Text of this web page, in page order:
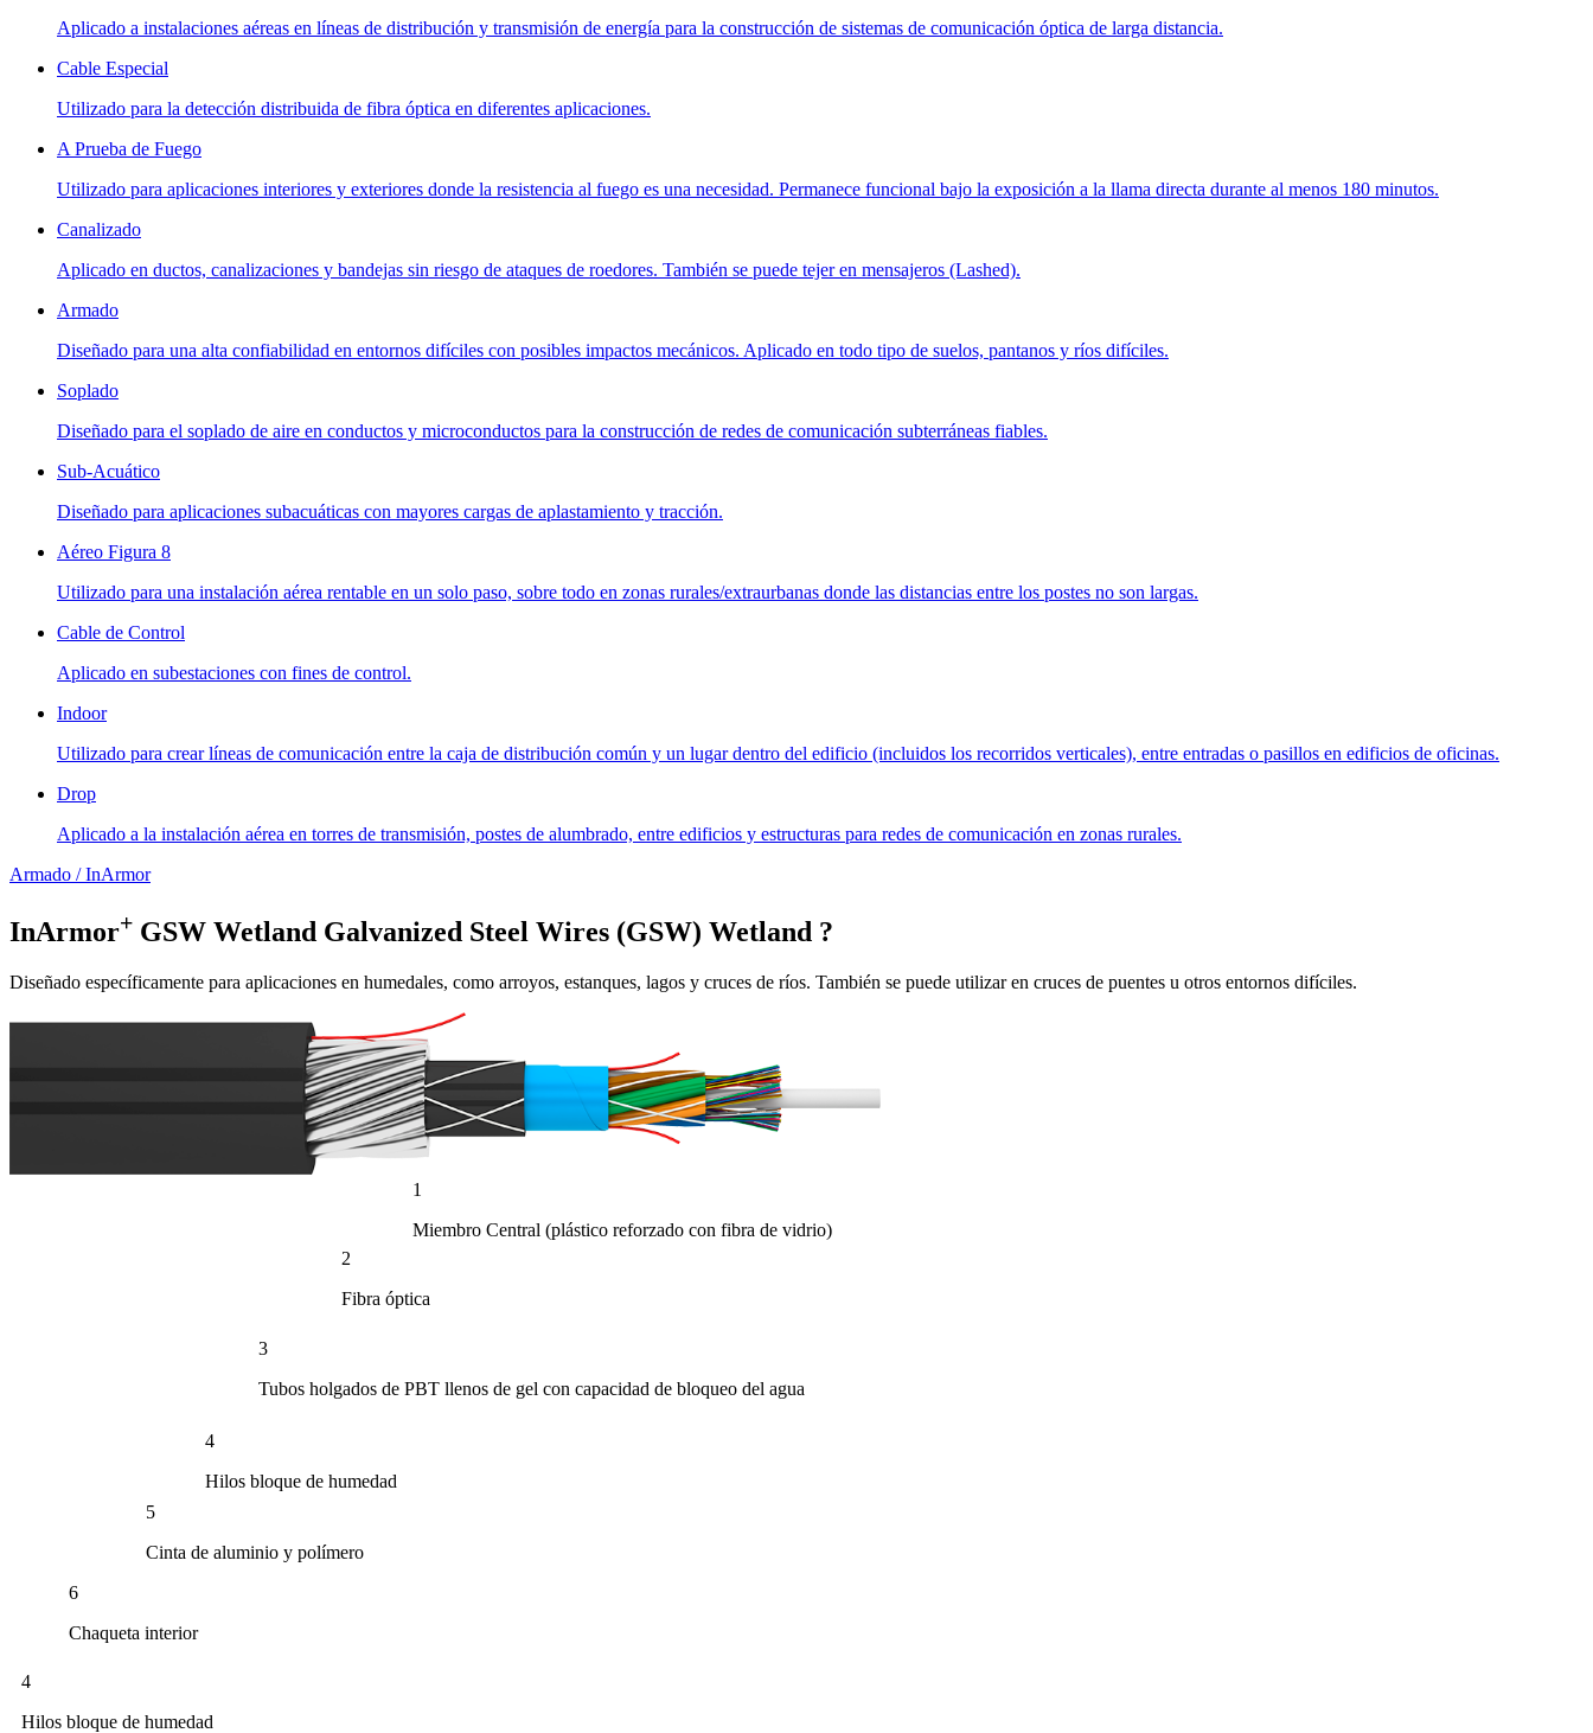
Aplicado a instalaciones aéreas en líneas de distribución y transmisión de energía para la construcción de sistemas de comunicación óptica de larga distancia.
Cable Especial
Utilizado para la detección distribuida de fibra óptica en diferentes aplicaciones.
A Prueba de Fuego
Utilizado para aplicaciones interiores y exteriores donde la resistencia al fuego es una necesidad. Permanece funcional bajo la exposición a la llama directa durante al menos 180 minutos.
Canalizado
Aplicado en ductos, canalizaciones y bandejas sin riesgo de ataques de roedores. También se puede tejer en mensajeros (Lashed).
Armado
Diseñado para una alta confiabilidad en entornos difíciles con posibles impactos mecánicos. Aplicado en todo tipo de suelos, pantanos y ríos difíciles.
Soplado
Diseñado para el soplado de aire en conductos y microconductos para la construcción de redes de comunicación subterráneas fiables.
Sub-Acuático
Diseñado para aplicaciones subacuáticas con mayores cargas de aplastamiento y tracción.
Aéreo Figura 8
Utilizado para una instalación aérea rentable en un solo paso, sobre todo en zonas rurales/extraurbanas donde las distancias entre los postes no son largas.
Cable de Control
Aplicado en subestaciones con fines de control.
Indoor
Utilizado para crear líneas de comunicación entre la caja de distribución común y un lugar dentro del edificio (incluidos los recorridos verticales), entre entradas o pasillos en edificios de oficinas.
Drop
Aplicado a la instalación aérea en torres de transmisión, postes de alumbrado, entre edificios y estructuras para redes de comunicación en zonas rurales.
Armado / InArmor
InArmor+ GSW Wetland Galvanized Steel Wires (GSW) Wetland ?
Diseñado específicamente para aplicaciones en humedales, como arroyos, estanques, lagos y cruces de ríos. También se puede utilizar en cruces de puentes u otros entornos difíciles.
1
Miembro Central (plástico reforzado con fibra de vidrio)
2
Fibra óptica
3
Tubos holgados de PBT llenos de gel con capacidad de bloqueo del agua
4
Hilos bloque de humedad
5
Cinta de aluminio y polímero
6
Chaqueta interior
4
Hilos bloque de humedad